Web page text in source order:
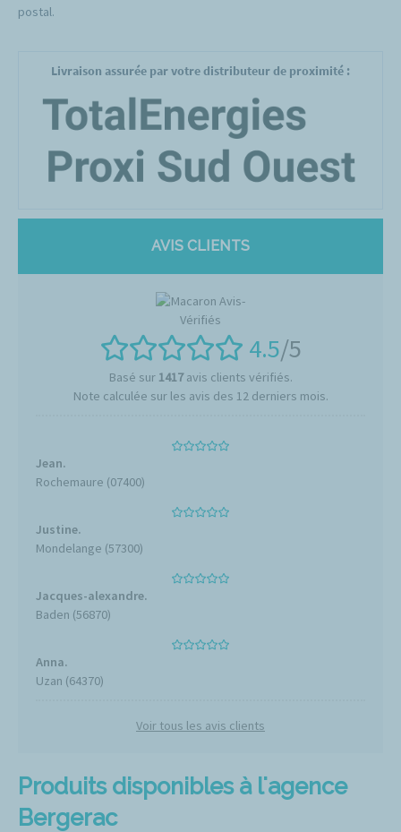
postal.
Produits disponibles à l'agence
Bergerac
Livraison assurée par votre distributeur de proximité :
AVIS CLIENTS
4.5/5
Basé sur 1417avis clients vérifiés.
Note calculée sur les avis des 12 derniers mois.
Jean.
Rochemaure (07400)
Justine.
Mondelange (57300)
Jacques-alexandre.
Baden (56870)
Anna.
Uzan (64370)
Voir tous les avis clients